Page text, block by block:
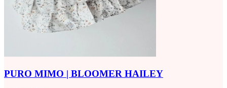
PURO MIMO | BLOOMER HAILEY